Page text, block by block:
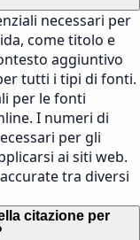
necessari per
come titolo e
aggiuntivo
tutti i tipi di fonti.
per le fonti
I numeri di
per gli
ai siti web.
tra diversi
citazione per